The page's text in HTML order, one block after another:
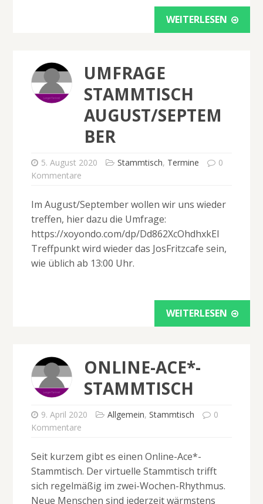
WEITERLESEN
UMFRAGE
STAMMTISCH
AUGUST/SEPTEM
BER
5. August 2020 Stammtisch, Termine
0
Kommentare
Im August/September wollen wir uns wieder
treffen, hier dazu die Umfrage:
https://xoyondo.com/dp/Dd862XcOhdhxkEl
Treffpunkt wird wieder das JosFritzcafe sein,
wie üblich ab 13:00 Uhr.
WEITERLESEN
ONLINE-ACE*-
STAMMTISCH
9. April 2020 Allgemein, Stammtisch
0
Kommentare
Seit kurzem gibt es einen Online-Ace*-
Stammtisch. Der virtuelle Stammtisch trifft
sich regelmäßig im zwei-Wochen-Rhythmus.
Neue Menschen sind jederzeit wärmstens